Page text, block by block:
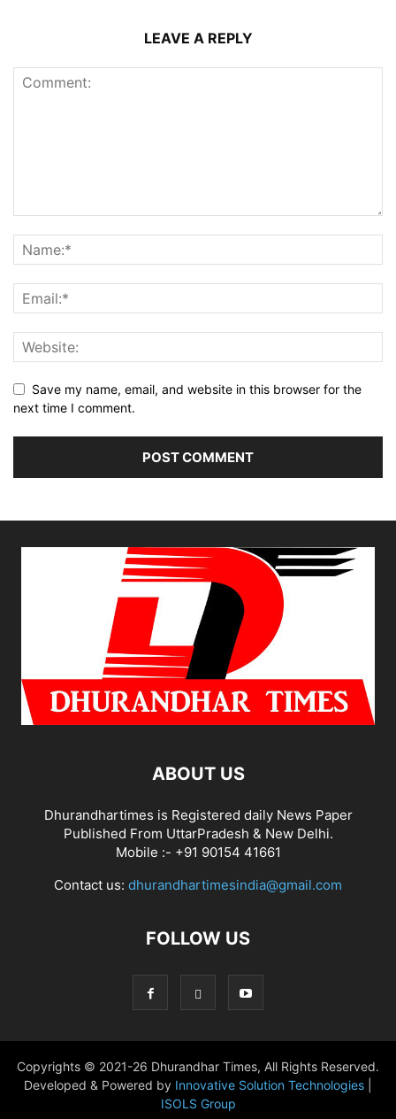
LEAVE A REPLY
Save my name, email, and website in this browser for the
next time I comment.
ABOUT US
Dhurandhartimes is Registered daily News Paper
Published From UttarPradesh & New Delhi.
Mobile :- +91 90154 41661
Contact us: dhurandhartimesindia@gmail.com
FOLLOW US
Copyrights © 2021-26 Dhurandhar Times, All Rights Reserved.
Developed & Powered by Innovative Solution Technologies
ISOLS Group